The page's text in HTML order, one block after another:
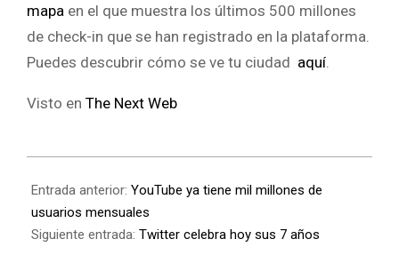
mapa en el que muestra los últimos 500 millones
de check-in que se han registrado en la plataforma.
Puedes descubrir cómo se ve tu ciudad aquí
Visto en The Next Web
Entrada anterior: YouTube ya tiene mil millones de
usuarios mensuales
Siguiente entrada: Twitter celebra hoy sus 7 años